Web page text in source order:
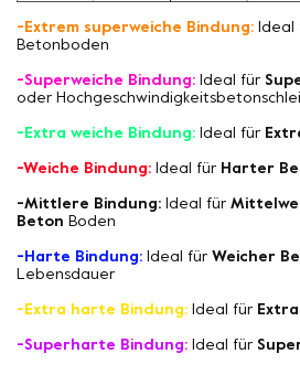
-Extrem superweiche Bindung: Ideal
Betonboden
-Superweiche Bindung: Ideal für
oder
-Extra weiche Bindung: Ideal für
-Weiche Bindung: Ideal für Harter
-Mittlere Bindung: Ideal für
Beton Boden
-Harte Bindung: Ideal für Weicher
Lebensdauer
-Extra harte Bindung: Ideal für
-Superharte Bindung: Ideal für